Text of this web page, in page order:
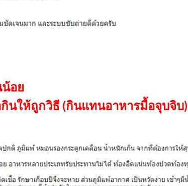
อย
ให้ถูกวิธี (กินแทนอาหารมื้อจุบจิบ